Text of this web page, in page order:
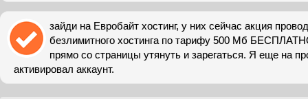
зайди на Евробайт хостинг, у них сейчас акция
безлимитного хостинга по тарифу 500 Мб
прямо со страницы утянуть и зарегаться. Я еще на
активировал аккаунт.